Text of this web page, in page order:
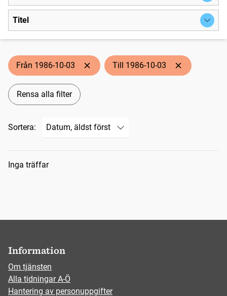
Titel
Från 1986-10-03 Till 1986-10-03
Rensa alla filter
Sortera:
Sökresultat
Inga träffar
Information
Om tjänsten
Alla tidningar A-Ö
Hantering av personuppgifter